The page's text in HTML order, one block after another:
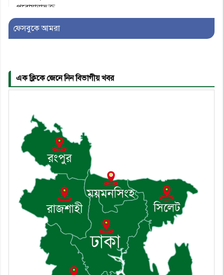
৫। মেঘনা উপজেলা বিএনপির নতুন
৬। জেলা পুলিশ সুপার থেকে সম্মাননা
৭। দাউদকান্দিতে উপজেলা আইন-
শৃঙ্খলা কমিটির মাসিক সভা অনুষ্ঠিত
৮। দাউদকান্দিতে মুচি সম্প্রদায়ের
খোঁজখবর নিলেন ড. খন্দকার মারুফ
হোসেন
৯। মেঘনায় আইন-শৃঙ্খলা কমিটির
মাসিক সভা অনুষ্ঠিত
ফেসবুকে আমরা
এক ক্লিকে জেনে নিন বিভাগীয় খবর